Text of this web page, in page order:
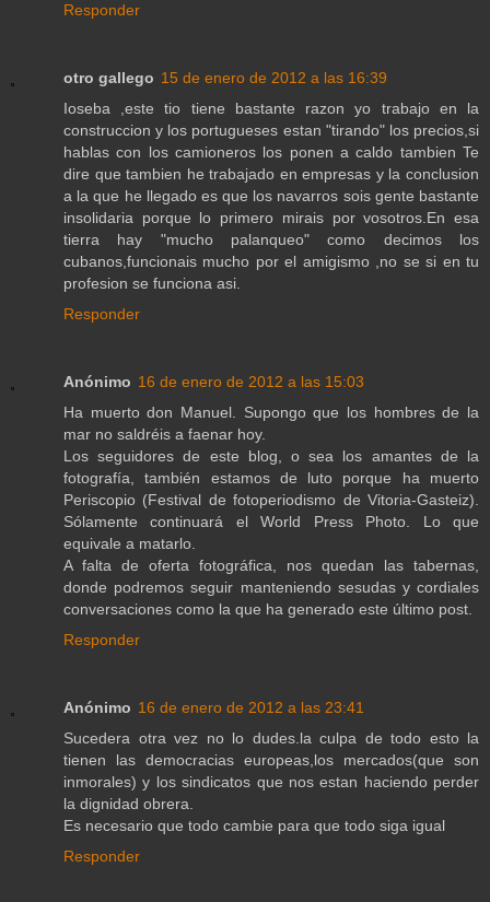
Responder
otro gallego 15 de enero de 2012 a las 16:39
Ioseba ,este tio tiene bastante razon yo trabajo en la
construccion y los portugueses estan "tirando" los precios,si
hablas con los camioneros los ponen a caldo tambien Te
dire que tambien he trabajado en empresas y la conclusion
a la que he llegado es que los navarros sois gente bastante
insolidaria porque lo primero mirais por vosotros.En esa
tierra hay "mucho palanqueo" como decimos los
cubanos,funcionais mucho por el amigismo ,no se si en tu
profesion se funciona asi.
Responder
Anónimo 16 de enero de 2012 a las 15:03
Ha muerto don Manuel. Supongo que los hombres de la
mar no saldréis a faenar hoy.
Los seguidores de este blog, o sea los amantes de la
fotografía, también estamos de luto porque ha muerto
Periscopio (Festival de fotoperiodismo de Vitoria-Gasteiz).
Sólamente continuará el World Press Photo. Lo que
equivale a matarlo.
A falta de oferta fotográfica, nos quedan las tabernas,
donde podremos seguir manteniendo sesudas y cordiales
conversaciones como la que ha generado este último post.
Responder
Anónimo 16 de enero de 2012 a las 23:41
Sucedera otra vez no lo dudes.la culpa de todo esto la
tienen las democracias europeas,los mercados(que son
inmorales) y los sindicatos que nos estan haciendo perder
la dignidad obrera.
Es necesario que todo cambie para que todo siga igual
Responder